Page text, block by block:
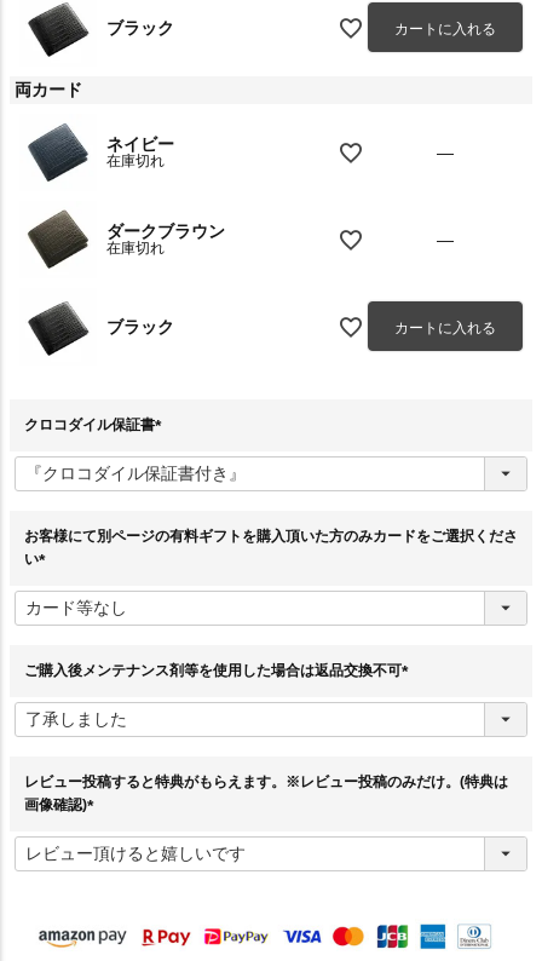
ブラック カートに入れる
両カード
ネイビー
在庫切れ —
ダークブラウン
在庫切れ —
ブラック カートに入れる
クロコダイル保証書
必
須
お客様にて別ページの有料ギフトを購入頂いた方のみカードをご選択くださ
い
必
須
ご購入後メンテナンス剤等を使用した場合は返品交換不可
須
レビュー投稿すると特典がもらえます。※レビュー投稿のみだけ。(特典は
画像確認)
必
須